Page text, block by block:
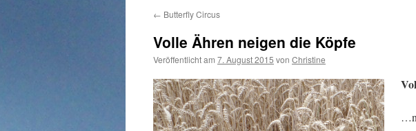
← Butterfly Circus
Volle Ähren neigen die Köpfe
Veröffentlicht am 7. August 2015 von Christine